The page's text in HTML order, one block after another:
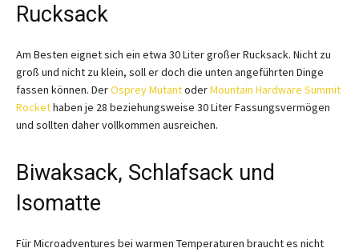
Rucksack
Am Besten eignet sich ein etwa 30 Liter großer Rucksack. Nicht zu
groß und nicht zu klein, soll er doch die unten angeführten Dinge
fassen können. DerOsprey MutantoderMountain Hardware Summit
Rockethaben je 28 beziehungsweise 30 Liter Fassungsvermögen
und sollten daher vollkommen ausreichen.
Biwaksack, Schlafsack und
Isomatte
Für Microadventures bei warmen Temperaturen braucht es nicht